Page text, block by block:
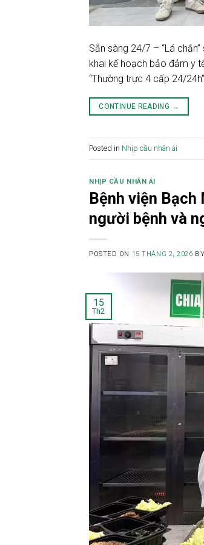
Sẵn sàng 24/7 – “Lá
khai kế hoạch bảo đảm y
“Thường trực 4 cấp 24/
CONTINUE READING →
Posted in Nhịp cầu nhân ái
NHỊP CẦU NHÂN ÁI
Bệnh viện
người bệnh và
POSTED ON 15 THÁNG 2, 2026 BY
15
Th2